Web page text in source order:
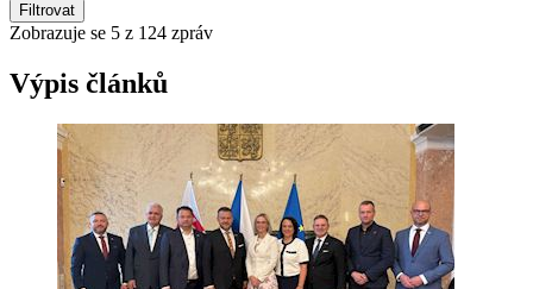
Filtrovat
Zobrazuje se 5 z 124 zpráv
Výpis článků